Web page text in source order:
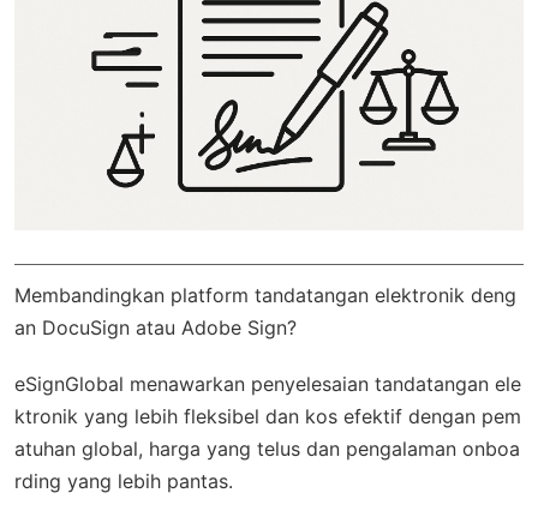
Membandingkan platform tandatangan elektronik deng
an DocuSign atau Adobe Sign?
eSignGlobal menawarkan penyelesaian tandatangan ele
ktronik yang lebih fleksibel dan kos efektif dengan pem
atuhan global, harga yang telus dan pengalaman onboa
rding yang lebih pantas.